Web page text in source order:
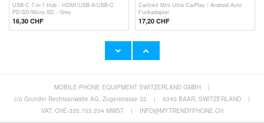
USB-C 7-in-1 Hub - HDMI/USB-A/USB-C
PD/SD/Micro SD - Grey
16,30 CHF
Carlinkit Mini Ultra CarPlay / Android Auto
Funkadapter
17,20 CHF
Baseus Compact Wand-Ladegerät 20W -
USB-C PD3.0, USB QC3.0 - Weiß
Tactical Apple Watch USB-C Ladekabel - 1m
- Weiß
10,80 CHF
MOBILE-PHONE EQUIPMENT SWITZERLAND GMBH
|
c/o Grunder Rechtsanwälte AG, Zugerstrasse 32
| 6340 BAAR, SWITZERLAND
|
VAT: CHE-335.703.204 MWST
| INFO@MYTRENDYPHONE.CH